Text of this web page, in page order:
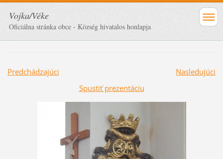
Vojka/Véke
Oficiálna stránka obce - Község hivatalos honlapja
Predchádzajúci
Nasledujúci
Spustiť prezentáciu